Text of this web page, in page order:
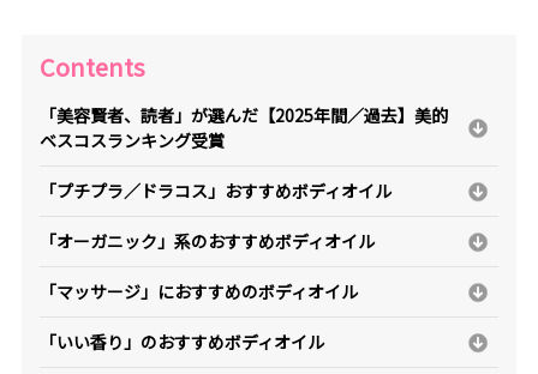
Contents
「美容賢者、読者」が選んだ【2025年間／過去】美的
ベスコスランキング受賞
「プチプラ／ドラコス」おすすめボディオイル
「オーガニック」系のおすすめボディオイル
「マッサージ」におすすめのボディオイル
「いい香り」のおすすめボディオイル